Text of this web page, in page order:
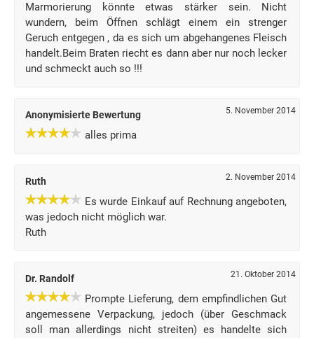
Marmorierung könnte etwas stärker sein. Nicht
wundern, beim Öffnen schlägt einem ein strenger
Geruch entgegen , da es sich um abgehangenes Fleisch
handelt.Beim Braten riecht es dann aber nur noch lecker
und schmeckt auch so !!!
Anonymisierte Bewertung 5. November 2014
alles prima
Ruth 2. November 2014
Es wurde Einkauf auf Rechnung angeboten,
was jedoch nicht möglich war.
Ruth
Dr. Randolf 21. Oktober 2014
Prompte Lieferung, dem empfindlichen Gut
angemessene Verpackung, jedoch (über Geschmack
soll man allerdings nicht streiten) es handelte sich